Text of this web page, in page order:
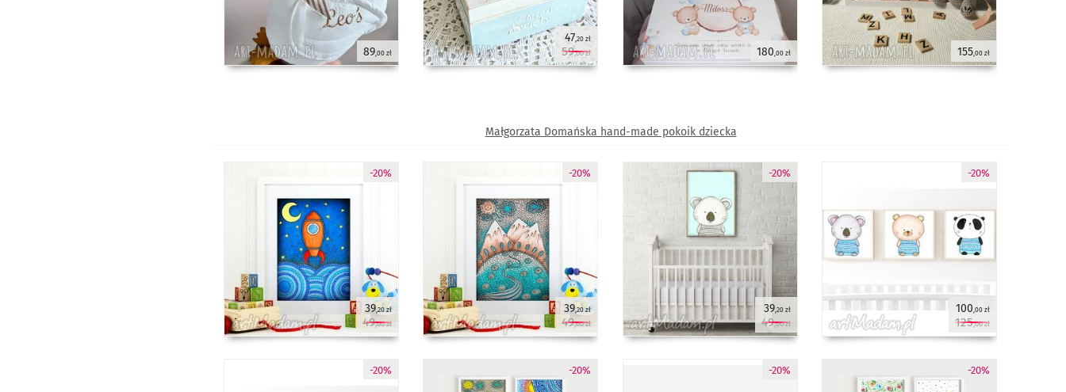
89,00 zł
47,20 zł
59,00 zł 180,00 zł 155,00 zł
Małgorzata Domańska hand-made pokoik dziecka
-20%
39,20 zł
49,00 zł
-20%
39,20 zł
49,00 zł
-20% -20%
-20%
39,20 zł
49,00 zł
-20%
100,00 zł
125,00 zł
-20% -20%